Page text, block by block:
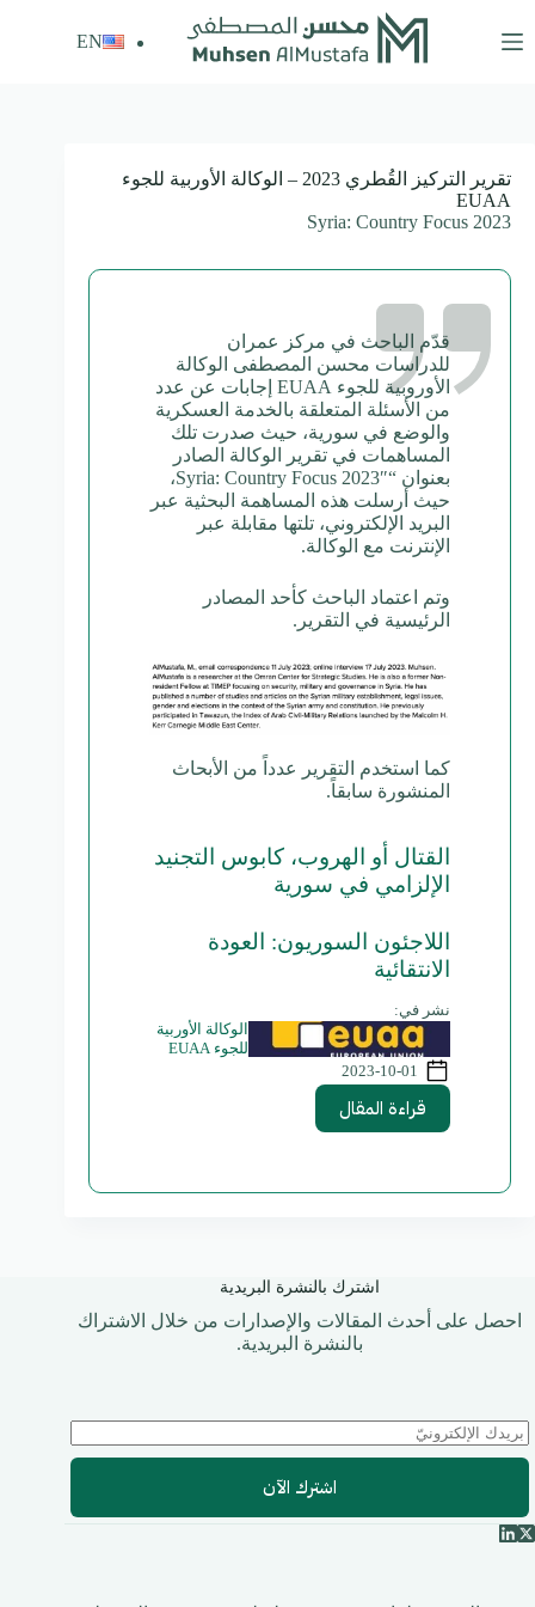
إلى
المحتوى
EN
تقرير التركيز القُطري 2023 – الوكالة الأوربية للجوء
EUAA
Syria: Country Focus 2023
قدّم الباحث في مركز عمران
للدراسات محسن المصطفى الوكالة
الأوروبية للجوء EUAA إجابات عن عدد
من الأسئلة المتعلقة بالخدمة العسكرية
والوضع في سورية، حيث صدرت تلك
المساهمات في تقرير الوكالة الصادر
بعنوان “Syria: Country Focus 2023″،
حيث أرسلت هذه المساهمة البحثية عبر
البريد الإلكتروني، تلتها مقابلة عبر
الإنترنت مع الوكالة.
وتم اعتماد الباحث كأحد المصادر
الرئيسية في التقرير.
كما استخدم التقرير عدداً من الأبحاث
المنشورة سابقاً.
القتال أو الهروب، كابوس التجنيد
الإلزامي في سورية
اللاجئون السوريون: العودة
الانتقائية
نشر في:
الوكالة الأوربية
للجوء EUAA
2023-10-01
قراءة المقال
اشترك بالنشرة البريدية
احصل على أحدث المقالات والإصدارات من خلال الاشتراك
بالنشرة البريدية.
اشترك الآن